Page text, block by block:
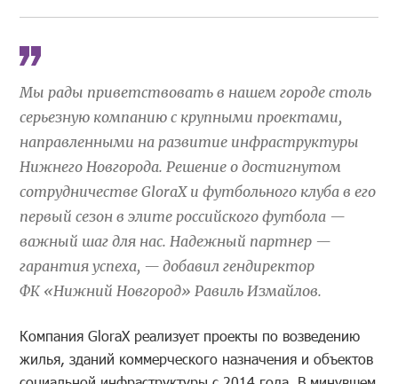
Мы рады приветствовать в нашем городе столь
серьезную компанию с крупными проектами,
направленными на развитие инфраструктуры
Нижнего Новгорода. Решение о достигнутом
сотрудничестве GloraX и футбольного клуба в его
первый сезон в элите российского футбола —
важный шаг для нас. Надежный партнер —
гарантия успеха, — добавил гендиректор
ФК «Нижний Новгород» Равиль Измайлов.
Компания GloraX реализует проекты по возведению
жилья, зданий коммерческого назначения и объектов